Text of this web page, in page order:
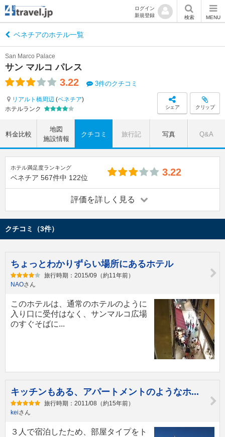
ログイン
新規登録
検索 MENU
ベネチアのホテル一覧
サン マルコ パレス
San Marco Palace
3.22 3件のクチコミ
リアルト橋周辺 (ベネチア)
ホテルランク
シェア クリップ
料金比較
地図
施設情報
クチコミ 旅行記 写真 Q&A
ホテル満足度ランキング
ベネチア 567件中 122位 3.22
評価を詳しく見る
クチコミ（3件）
ちょっとわかりずらい場所にあるホテル
旅行時期：2015/09（約11年前）
NAOさん
このホテルは、通常のホテルのように
入り口に受付はなく、サンマルコ広場
のすぐそばに...
キッチンもある、アパートメントのようなホ...
旅行時期：2011/08（約15年前）
keiさん
３人で宿泊したため、部屋タイプをト